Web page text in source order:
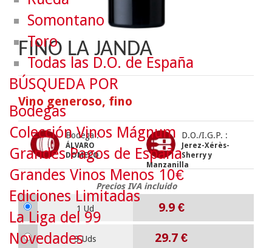
FINO LA JANDA
Vino generoso, fino
Bodega :
ÁLVARO
DOMECQ
D.O./I.G.P. :
Jerez-Xérès-
Sherry y
Manzanilla
Precios IVA incluido
1 Ud 9.9 €
3 Uds 29.7 €
Somontano
Toro
Todas las D.O. de España
BÚSQUEDA POR
Bodegas
Colección Vinos Mágnum
Grandes Pagos de España
Grandes Vinos Menos 10€
Ediciones Limitadas
La Liga del 99
Novedades